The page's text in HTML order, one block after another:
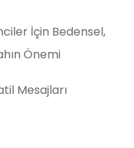
İçin Bedensel,
Önemi
Mesajları